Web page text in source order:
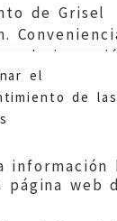
el
de las
información
página web
de Grisel
la
de ruina.